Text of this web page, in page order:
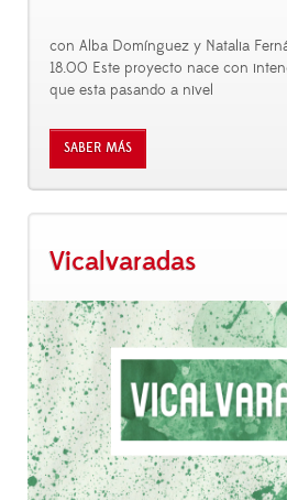
con Alba Domínguez y Natalia
18.00 Este proyecto nace con
que esta pasando a nivel
SABER MÁS
Vicalvaradas